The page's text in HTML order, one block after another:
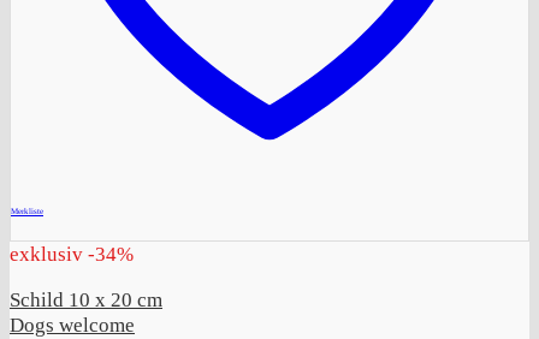
Merkliste
exklusiv -34%
Schild 10 x 20 cm
Dogs welcome